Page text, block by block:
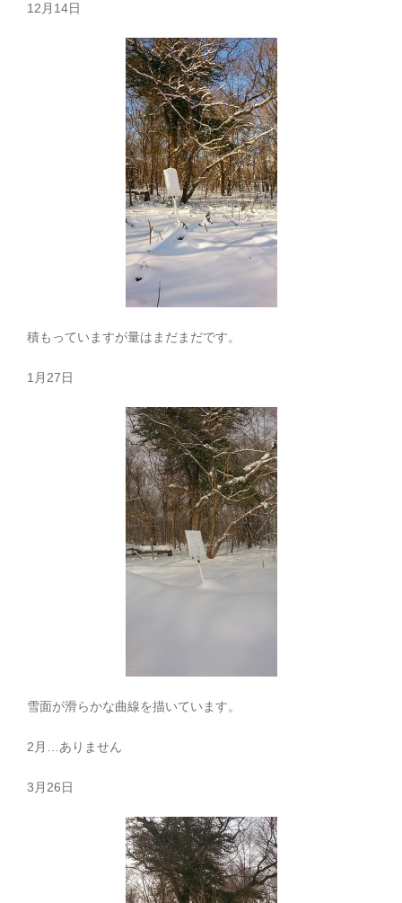
12月14日
積もっていますが量はまだまだです。
1月27日
雪面が滑らかな曲線を描いています。
2月…ありません
3月26日